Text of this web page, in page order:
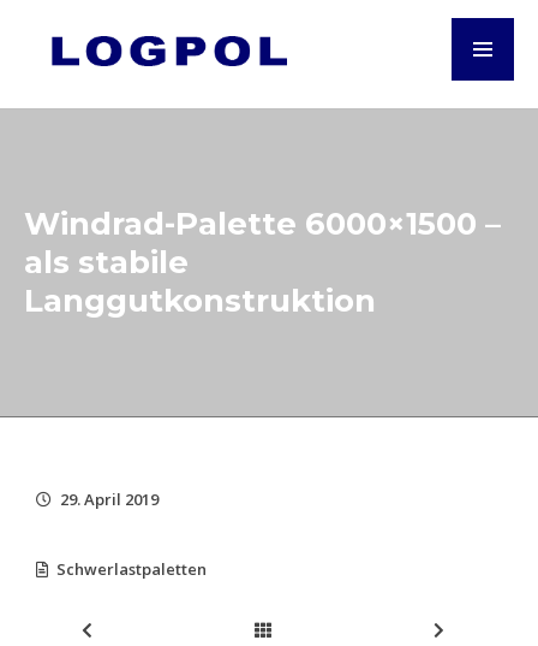
Windrad-Palette 6000×1500 –
als stabile
Langgutkonstruktion
29. April 2019
Schwerlastpaletten